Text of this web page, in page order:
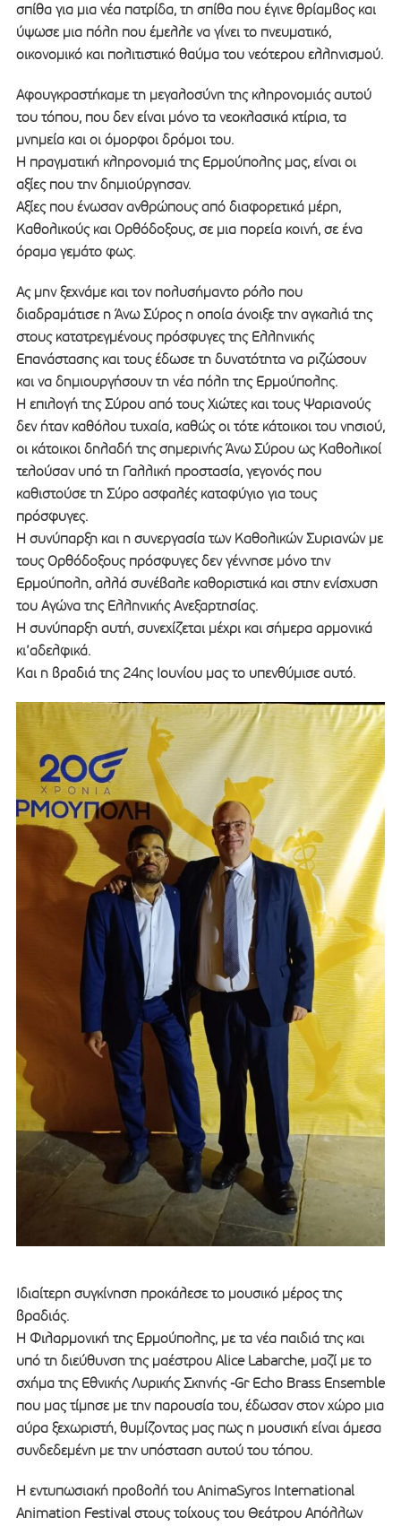
σπίθα για μια νέα πατρίδα, τη σπίθα που έγινε θρίαμβος και
ύψωσε μια πόλη που έμελλε να γίνει το πνευματικό,
οικονομικό και πολιτιστικό θαύμα του νεότερου ελληνισμού.
Αφουγκραστήκαμε τη μεγαλοσύνη της κληρονομιάς αυτού
του τόπου, που δεν είναι μόνο τα νεοκλασικά κτίρια, τα
μνημεία και οι όμορφοι δρόμοι του.
Η πραγματική κληρονομιά της Ερμούπολης μας, είναι οι
αξίες που την δημιούργησαν.
Αξίες που ένωσαν ανθρώπους από διαφορετικά μέρη,
Καθολικούς και Ορθόδοξους, σε μια πορεία κοινή, σε ένα
όραμα γεμάτο φως.
Ας μην ξεχνάμε και τον πολυσήμαντο ρόλο που
διαδραμάτισε η Άνω Σύρος η οποία άνοιξε την αγκαλιά της
στους κατατρεγμένους πρόσφυγες της Ελληνικής
Επανάστασης και τους έδωσε τη δυνατότητα να ριζώσουν
και να δημιουργήσουν τη νέα πόλη της Ερμούπολης.
Η επιλογή της Σύρου από τους Χιώτες και τους Ψαριανούς
δεν ήταν καθόλου τυχαία, καθώς οι τότε κάτοικοι του νησιού,
οι κάτοικοι δηλαδή της σημερινής Άνω Σύρου ως Καθολικοί
τελούσαν υπό τη Γαλλική προστασία, γεγονός που
καθιστούσε τη Σύρο ασφαλές καταφύγιο για τους
πρόσφυγες.
Η συνύπαρξη και η συνεργασία των Καθολικών Συριανών με
τους Ορθόδοξους πρόσφυγες δεν γέννησε μόνο την
Ερμούπολη, αλλά συνέβαλε καθοριστικά και στην ενίσχυση
του Αγώνα της Ελληνικής Ανεξαρτησίας.
Η συνύπαρξη αυτή, συνεχίζεται μέχρι και σήμερα αρμονικά
κι’αδελφικά.
Και η βραδιά της 24ης Ιουνίου μας το υπενθύμισε αυτό.
Ιδιαίτερη συγκίνηση προκάλεσε το μουσικό μέρος της
βραδιάς.
Η Φιλαρμονική της Ερμούπολης, με τα νέα παιδιά της και
υπό τη διεύθυνση της μαέστρου Alice Labarche, μαζί με το
σχήμα της Εθνικής Λυρικής Σκηνής -Gr Echo Brass Ensemble
που μας τίμησε με την παρουσία του, έδωσαν στον χώρο μια
αύρα ξεχωριστή, θυμίζοντας μας πως η μουσική είναι άμεσα
συνδεδεμένη με την υπόσταση αυτού του τόπου.
H εντυπωσιακή προβολή του AnimaSyros International
Animation Festival στους τοίχους του Θεάτρου Απόλλων